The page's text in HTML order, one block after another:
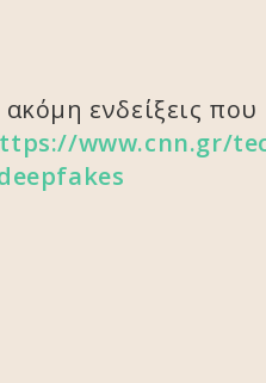
ενδείξεις
www.cnn.gr/